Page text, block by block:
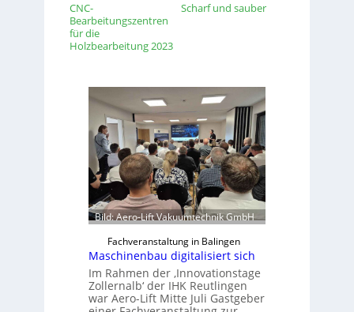
CNC-
Bearbeitungszentren
für die
Holzbearbeitung 2023
Scharf und sauber
Bild: Aero-Lift Vakuumtechnik GmbH
Fachveranstaltung in Balingen
Maschinenbau digitalisiert sich
Im Rahmen der ‚Innovationstage
Zollernalb‘ der IHK Reutlingen
war Aero-Lift Mitte Juli Gastgeber